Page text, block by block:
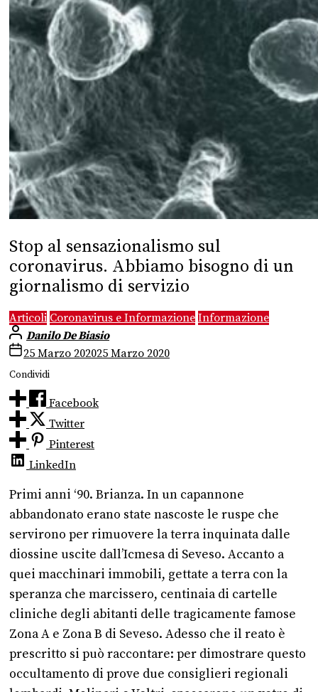
Stop al sensazionalismo sul
coronavirus. Abbiamo bisogno di un
giornalismo di servizio
Articoli Coronavirus e Informazione Informazione
Danilo De Biasio
25 Marzo 202025 Marzo 2020
Condividi
Facebook
Twitter
Pinterest
LinkedIn
Primi anni ‘90. Brianza. In un capannone
abbandonato erano state nascoste le ruspe che
servirono per rimuovere la terra inquinata dalle
diossine uscite dall’Icmesa di Seveso. Accanto a
quei macchinari immobili, gettate a terra con la
speranza che marcissero, centinaia di cartelle
cliniche degli abitanti delle tragicamente famose
Zona A e Zona B di Seveso. Adesso che il reato è
prescritto si può raccontare: per dimostrare questo
occultamento di prove due consiglieri regionali